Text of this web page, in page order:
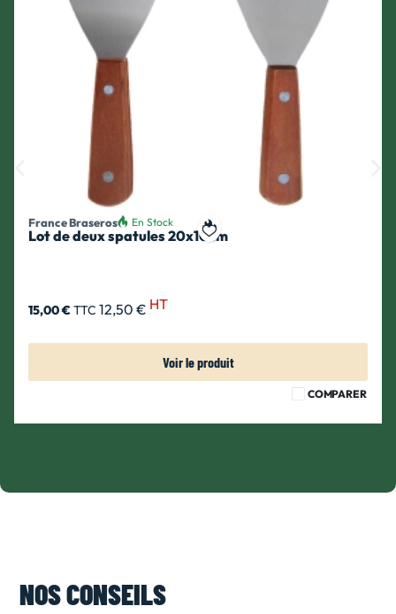
Ajouter à ma liste de souhait
France Braseros En Stock
Lot de deux spatules 20x10cm
15,00 €TTC 12,50 € HT
Voir le produit
COMPARER
NOS CONSEILS